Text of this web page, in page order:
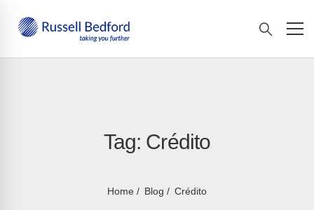
Tag: Crédito
Home Blog Crédito